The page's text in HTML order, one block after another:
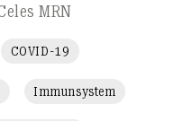
MRN
COVID-19
Immunsystem